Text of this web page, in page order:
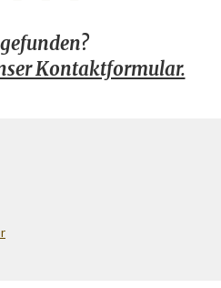
gefunden?
Kontaktformular.